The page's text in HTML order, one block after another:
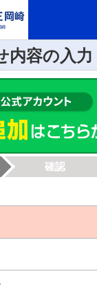
内容の入力
確認